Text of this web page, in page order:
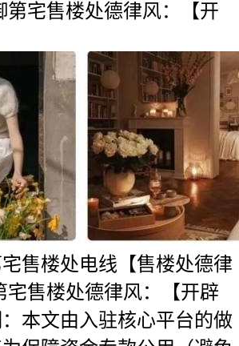
第宅售楼处德律风：【开
宅售楼处电线【售楼处德律
宅售楼处德律风：【开辟
本文由入驻核心平台的做